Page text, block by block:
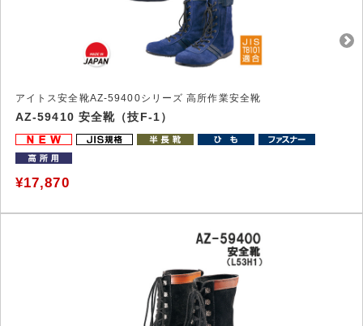
アイトス安全靴AZ-59400シリーズ 高所作業安全靴
AZ-59410 安全靴（技F-1）
¥17,870